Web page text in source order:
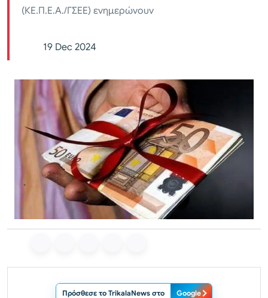
(ΚΕ.Π.Ε.Α./ΓΣΕΕ) ενημερώνουν
19 Dec 2024
Πρόσθεσε το TrikalaNews στο Google